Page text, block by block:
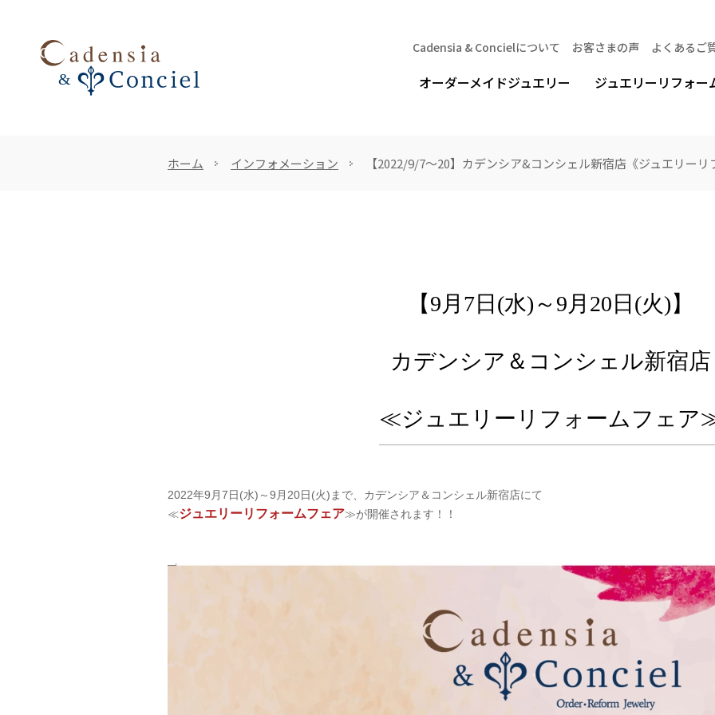
Cadensia & Concielについて お客さまの声 よくあるご
オーダーメイドジュエリー ジュエリーリフォー
ホーム インフォメーション 【2022/9/7～20】カデンシア&コンシェル新宿店《ジュエリー
【9月7日(水)～9月20日(火)】
カデンシア＆コンシェル新宿店
≪ジュエリーリフォームフェア
2022年9月7日(水)～9月20日(火)まで、カデンシア＆コンシェル新宿店にて
≪ジュエリーリフォームフェア≫が開催されます！！